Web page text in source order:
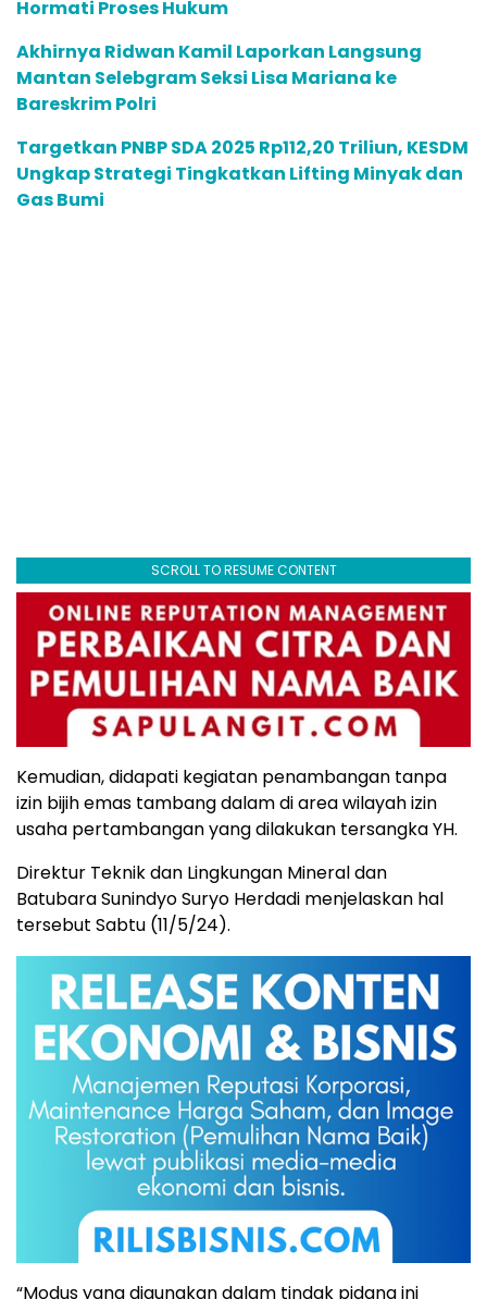
Hormati Proses Hukum
Akhirnya Ridwan Kamil Laporkan Langsung
Mantan Selebgram Seksi Lisa Mariana ke
Bareskrim Polri
Targetkan PNBP SDA 2025 Rp112,20 Triliun, KESDM
Ungkap Strategi Tingkatkan Lifting Minyak dan
Gas Bumi
SCROLL TO RESUME CONTENT
Kemudian, didapati kegiatan penambangan tanpa
izin bijih emas tambang dalam di area wilayah izin
usaha pertambangan yang dilakukan tersangka YH.
Direktur Teknik dan Lingkungan Mineral dan
Batubara Sunindyo Suryo Herdadi menjelaskan hal
tersebut Sabtu (11/5/24).
“Modus yang digunakan dalam tindak pidana ini